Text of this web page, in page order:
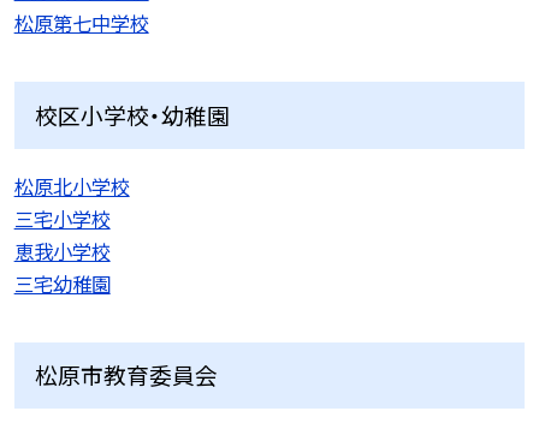
松原第七中学校
校区小学校・幼稚園
松原北小学校
三宅小学校
恵我小学校
三宅幼稚園
松原市教育委員会